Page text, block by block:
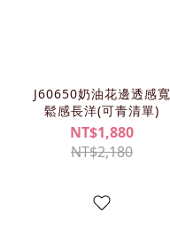
J60650奶油花邊透感寬
鬆感長洋(可青清單)
NT$1,880
NT$2,180